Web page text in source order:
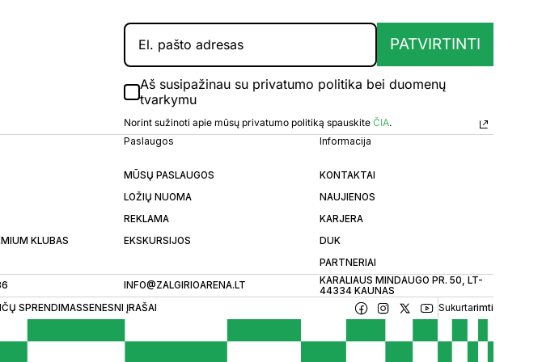
PATVIRTINTI
Aš susipažinau su privatumo politika bei duomenų
tvarkymu
Norint sužinoti apie mūsų privatumo politiką spauskiteČIA.
KLUBAS
Paslaugos
MŪSŲ PASLAUGOS
LOŽIŲ NUOMA
REKLAMA
EKSKURSIJOS
Informacija
KONTAKTAI
NAUJIENOS
KARJERA
DUK
PARTNERIAI
INFO@ZALGIRIOARENA.LT
KARALIAUS MINDAUGO PR. 50, LT-
44334 KAUNAS
SPRENDIMASSENESNI ĮRAŠAI Sukurtarimti